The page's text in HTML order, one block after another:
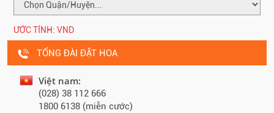
ƯỚC TÍNH: VND
TỔNG ĐÀI ĐẶT HOA
Việt nam:
(028) 38 112 666
1800 6138 (miễn cước)